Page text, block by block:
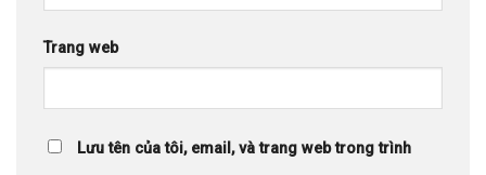
Trang web
Lưu tên của tôi, email, và trang web trong trình